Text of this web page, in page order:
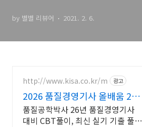
by 별별 리뷰어 2021. 2. 6.
http://www.kisa.co.kr/m 광고
2026 품질경영기사 올배움 27
년1회대비 얼리버드이벤트
품질공학박사 26년 품질경영기사
대비 CBT풀이, 최신 실기 기출 풀이